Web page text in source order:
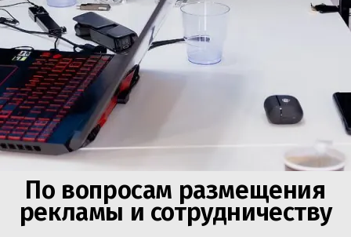
По вопросам размещения
рекламы и сотрудничеству